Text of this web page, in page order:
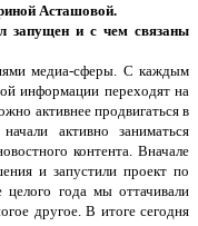
Асташовой.
запущен и с чем связаны
медиа-сферы. C каждым
информации переходят на
активнее продвигаться в
активно заниматься
контента. Вначале
и запустили проект по
года мы оттачивали
другое. В итоге сегодня